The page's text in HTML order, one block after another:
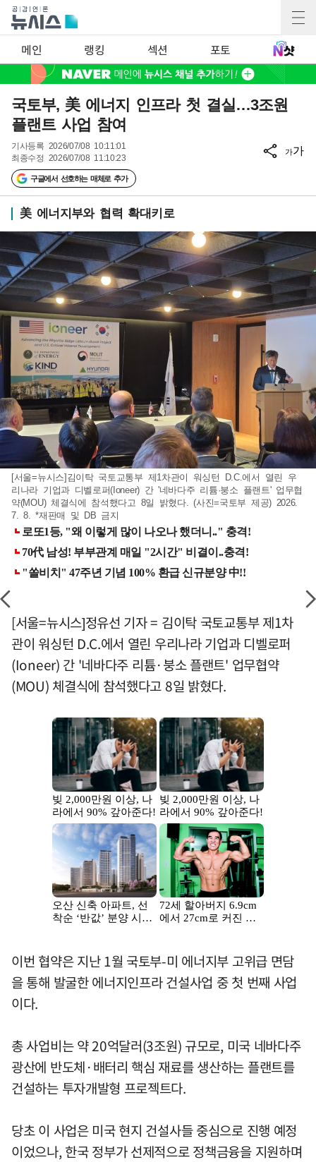
메인 랭킹 섹션 포토
국토부, 美 에너지 인프라 첫 결실…3조원
플랜트 사업 참여
기사등록 2026/07/08 10:11:01
최종수정 2026/07/08 11:10:23
구글에서 선호하는 매체로 추가
가가
美 에너지부와 협력 확대키로
[서울=뉴시스]김이탁 국토교통부 제1차관이 워싱턴 D.C.에서 열린 우
리나라 기업과 디벨로퍼(Ioneer) 간 '네바다주 리튬·붕소 플랜트' 업무협
약(MOU) 체결식에 참석했다고 8일 밝혔다. (사진=국토부 제공) 2026.
7. 8. *재판매 및 DB 금지
[서울=뉴시스]정유선 기자 = 김이탁 국토교통부 제1차
관이 워싱턴 D.C.에서 열린 우리나라 기업과 디벨로퍼
(Ioneer) 간 '네바다주 리튬·붕소 플랜트' 업무협약
(MOU) 체결식에 참석했다고 8일 밝혔다.
이번 협약은 지난 1월 국토부-미 에너지부 고위급 면담
을 통해 발굴한 에너지인프라 건설사업 중 첫 번째 사업
이다.
총 사업비는 약 20억달러(3조원) 규모로, 미국 네바다주
광산에 반도체·배터리 핵심 재료를 생산하는 플랜트를
건설하는 투자개발형 프로젝트다.
당초 이 사업은 미국 현지 건설사들 중심으로 진행 예정
이었으나, 한국 정부가 선제적으로 정책금융을 지원하며